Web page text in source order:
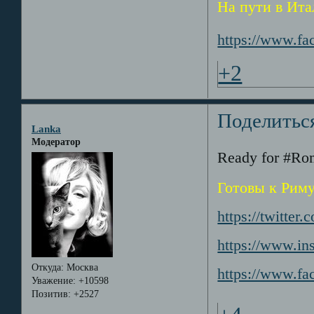
На пути в
https://
+2
Lanka
Модератор
Откуда: Москва
Уважение: +10598
Позитив: +2527
Ready for
Готовы к
https://
https://
https://